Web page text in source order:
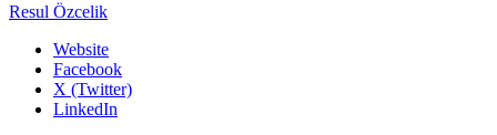
Resul Özcelik
Website
Facebook
X (Twitter)
LinkedIn